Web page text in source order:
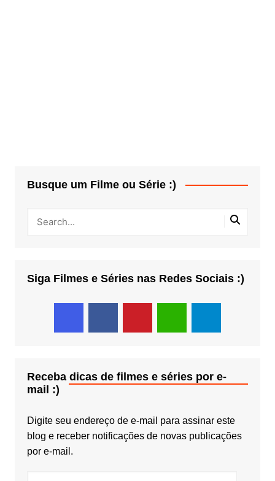
Busque um Filme ou Série :)
Siga Filmes e Séries nas Redes Sociais :)
Receba dicas de filmes e séries por e-
mail :)
Digite seu endereço de e-mail para assinar este
blog e receber notificações de novas publicações
por e-mail.